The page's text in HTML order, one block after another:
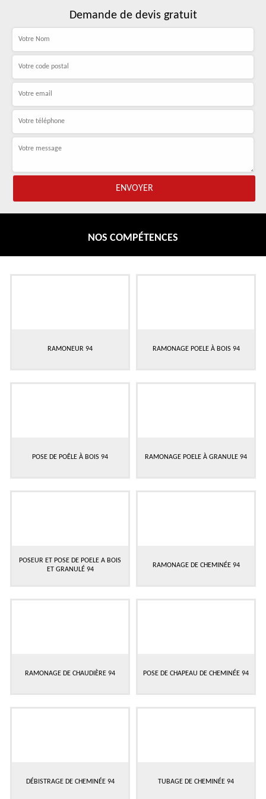
Demande de devis gratuit
NOS COMPÉTENCES
RAMONEUR 94 RAMONAGE POELE À BOIS 94
POSE DE POÊLE À BOIS 94 RAMONAGE POELE À GRANULE 94
POSEUR ET POSE DE POELE A BOIS
ET GRANULÉ 94
RAMONAGE DE CHEMINÉE 94
RAMONAGE DE CHAUDIÈRE 94 POSE DE CHAPEAU DE CHEMINÉE 94
DÉBISTRAGE DE CHEMINÉE 94 TUBAGE DE CHEMINÉE 94